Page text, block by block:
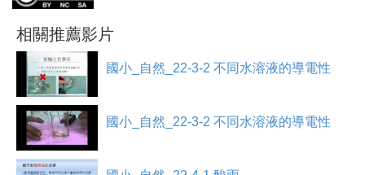
熱忱，學習新事物，希望帶給學生有效的學習。
【課程介紹】
透過通路實驗來認識不同水溶液的導電性，可以發現有些
水溶液可以導電，有些不能導電，可以導電是因為有電解
質。並且知道要在生活中注意用電安全，避免觸電。
相關推薦影片
國小_自然_22-3-2 不同水溶液的導電性
國小_自然_22-3-2 不同水溶液的導電性